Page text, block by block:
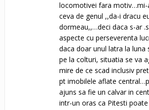
locomotivei fara motiv…mi-
ceva de genul ,,da-i dracu
dormeau,,…deci daca s-ar
aspecte cu perseverenta
daca doar unul latra la luna
pe la colturi, situatia se va
mire de ce scad inclusiv
pt imobilele aflate
ajuns sa fie un calvar in
intr-un oras ca Pitesti